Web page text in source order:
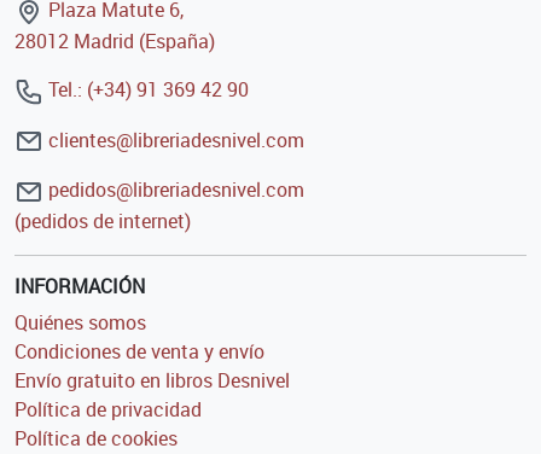
Plaza Matute 6,
28012 Madrid (España)
Tel.: (+34) 91 369 42 90
clientes@libreriadesnivel.com
pedidos@libreriadesnivel.com
(pedidos de internet)
INFORMACIÓN
Quiénes somos
Condiciones de venta y envío
Envío gratuito en libros Desnivel
Política de privacidad
Política de cookies